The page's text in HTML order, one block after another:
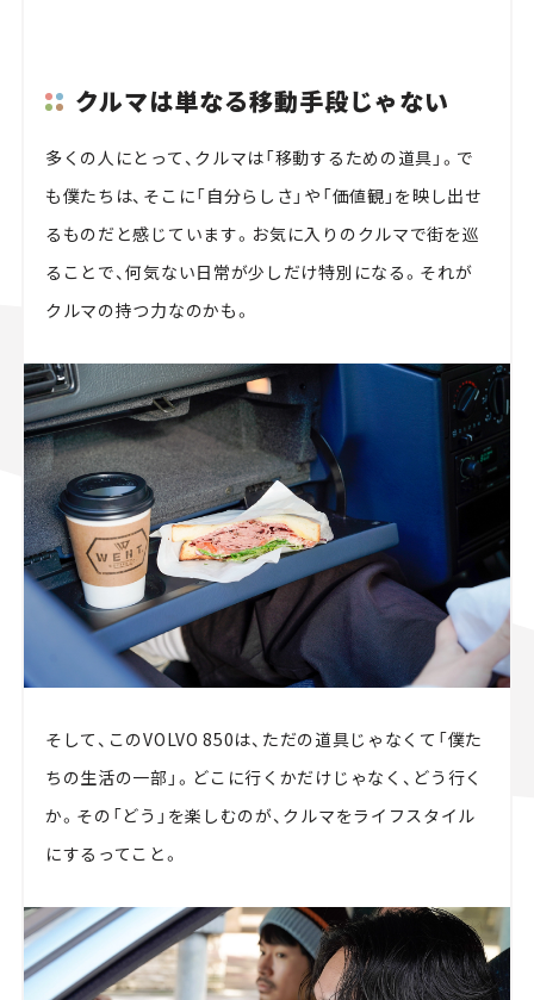
クルマは単なる移動手段じゃない
多くの人にとって、クルマは「移動するための道具」。で
も僕たちは、そこに「自分らしさ」や「価値観」を映し出せ
るものだと感じています。お気に入りのクルマで街を巡
ることで、何気ない日常が少しだけ特別になる。それが
クルマの持つ力なのかも。
そして、このVOLVO 850は、ただの道具じゃなくて「僕た
ちの生活の一部」。どこに行くかだけじゃなく、どう行く
か。その「どう」を楽しむのが、クルマをライフスタイル
にするってこと。